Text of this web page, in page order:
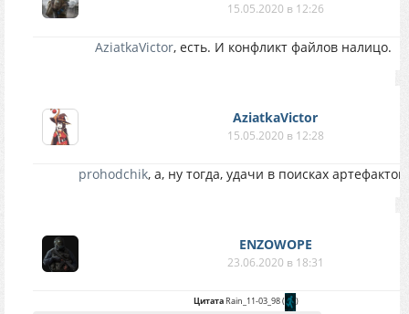
15.05.2020 в 12:26
AziatkaVictor, есть. И конфликт файлов налицо.
AziatkaVictor
15.05.2020 в 12:28
prohodchik, а, ну тогда, удачи в поисках артефактов)
ENZOWOPE
23.06.2020 в 18:31
ЦитатаRain_11-03_98( )